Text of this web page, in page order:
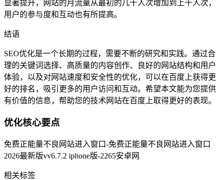
显著提升，网站的月流量从最初的几十人次增加到上千人次，
用户的参与度和互动也有所提高。
结语
SEO优化是一个长期的过程，需要不断的研究和实践。通过合
理的关键词选择、高质量的内容创作、良好的网站结构和用户
体验，以及对网站速度和安全性的优化，可以在百度上获得更
好的排名，吸引更多的用户访问和互动。希望本文能为您提供
有价值的信息，帮助您的技术网站在百度上取得更好的表现。
优化核心要点
免费正能量不良网站进入窗口-免费正能量不良网站进入窗口
2026最新版vv6.7.2 iphone版-2265安卓网
相关标签